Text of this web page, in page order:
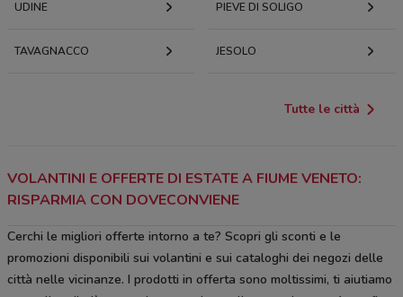
UDINE PIEVE DI SOLIGO
TAVAGNACCO JESOLO
Tutte le città
VOLANTINI E OFFERTE DI ESTATE A FIUME VENETO:
RISPARMIA CON DOVECONVIENE
Cerchi le migliori offerte intorno a te? Scopri gli sconti e le
promozioni disponibili sui volantini e sui cataloghi dei negozi delle
città nelle vicinanze. I prodotti in offerta sono moltissimi, ti aiutiamo